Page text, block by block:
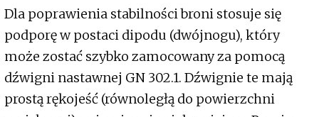
Dla poprawienia stabilności broni stosuje się
podporę w postaci dipodu (dwójnogu), który
może zostać szybko zamocowany za pomocą
dźwigni nastawnej GN 302.1. Dźwignie te mają
prostą rękojeść (równoległą do powierzchni